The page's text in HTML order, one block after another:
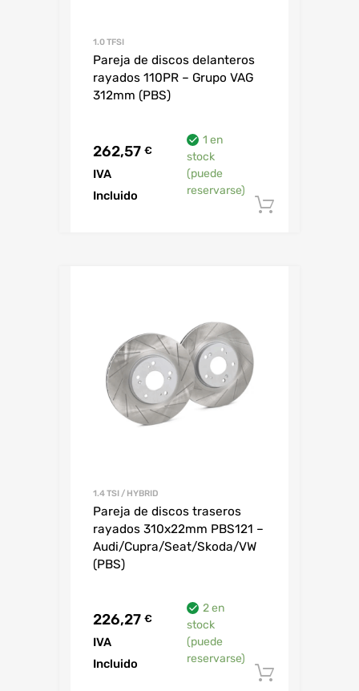
1.0 TFSI
Pareja de discos delanteros
rayados 110PR – Grupo VAG
312mm (PBS)
262,57 €
IVA
Incluido
1 en
stock
(puede
reservarse)
1.4 TSI / HYBRID
Pareja de discos traseros
rayados 310x22mm PBS121 –
Audi/Cupra/Seat/Skoda/VW
(PBS)
226,27 €
IVA
Incluido
2 en
stock
(puede
reservarse)